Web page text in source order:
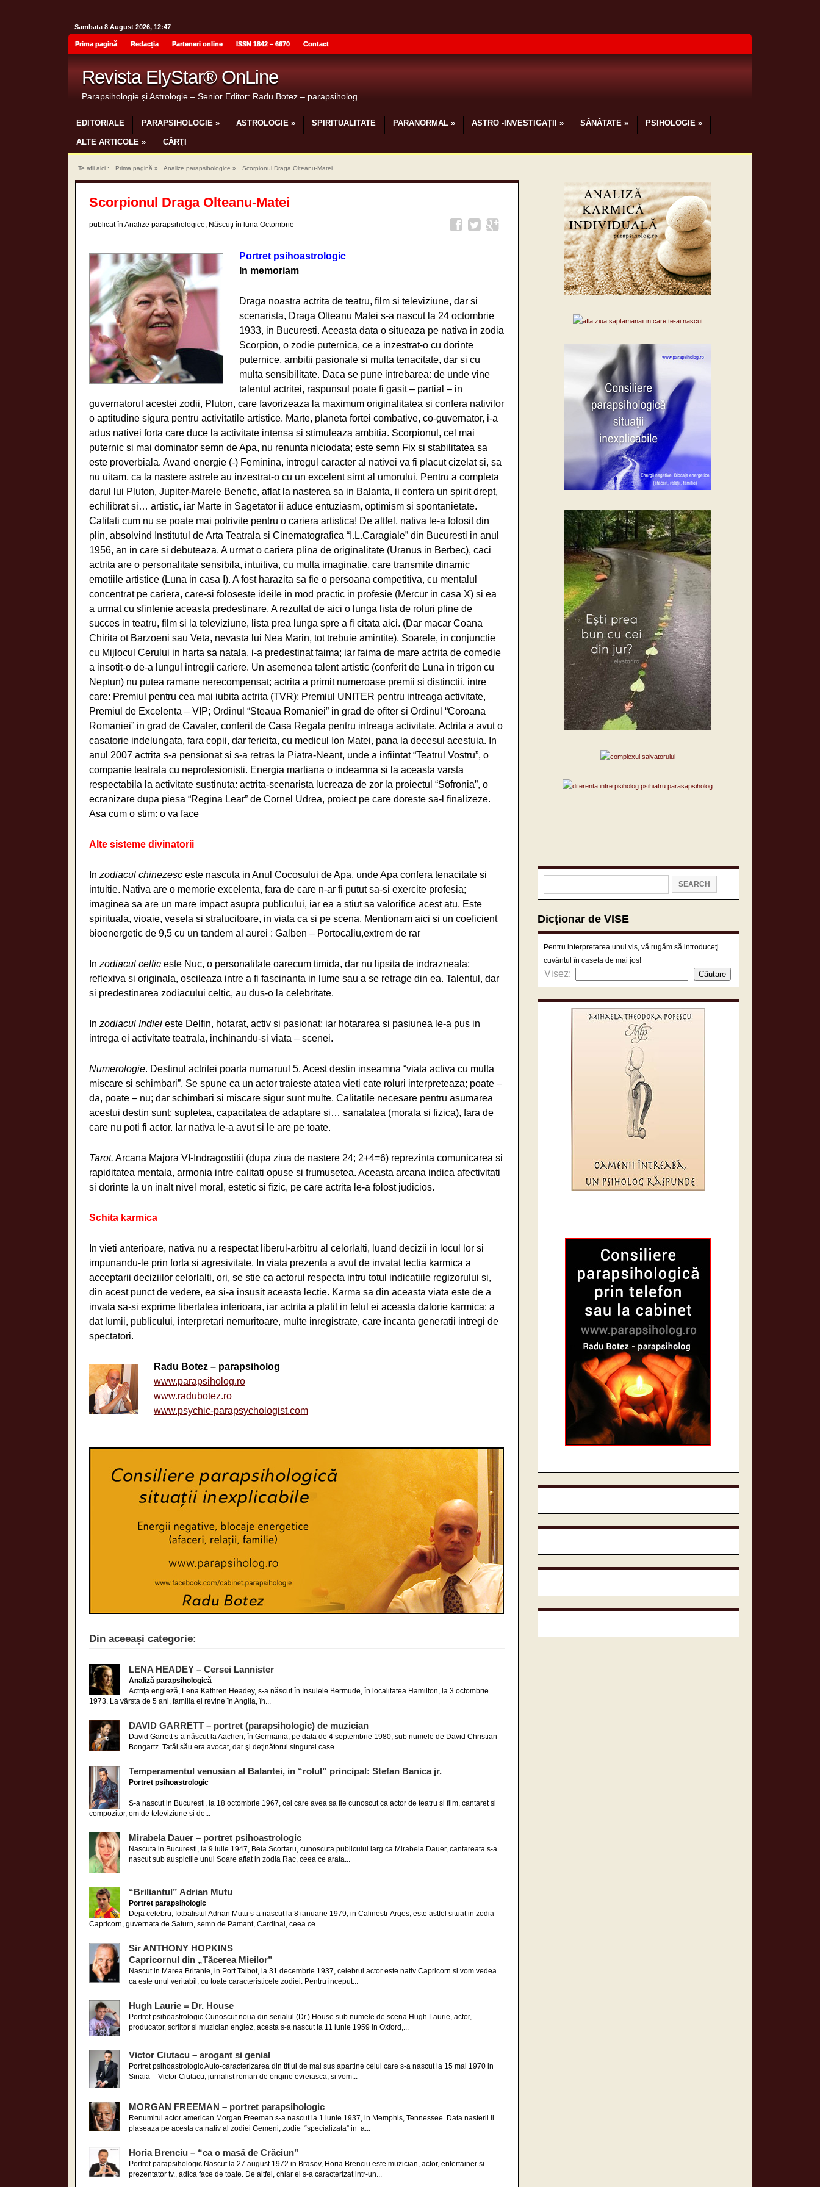
Sambata 8 August 2026, 12:47
Prima pagină Redacția Parteneri online ISSN 1842 – 6670 Contact
Revista ElyStar® OnLine
Parapsihologie și Astrologie – Senior Editor: Radu Botez – parapsiholog
EDITORIALE PARAPSIHOLOGIE» ASTROLOGIE» SPIRITUALITATE PARANORMAL» ASTRO -INVESTIGAȚII » SĂNĂTATE » PSIHOLOGIE»
ALTE ARTICOLE » CĂRŢI
Te afli aici : Prima pagină » Analize parapsihologice » Scorpionul Draga Olteanu-Matei
Scorpionul Draga Olteanu-Matei
publicat în Analize parapsihologice Născuţi în luna Octombrie
Portret psihoastrologic
In memoriam
Draga noastra actrita de teatru, film si televiziune, dar si
scenarista, Draga Olteanu Matei s-a nascut la 24 octombrie
1933, in Bucuresti. Aceasta data o situeaza pe nativa in zodia
Scorpion, o zodie puternica, ce a inzestrat-o cu dorinte
puternice, ambitii pasionale si multa tenacitate, dar si cu
multa sensibilitate. Daca se pune intrebarea: de unde vine
talentul actritei, raspunsul poate fi gasit – partial – in
guvernatorul acestei zodii, Pluton, care favorizeaza la maximum originalitatea si confera nativilor
o aptitudine sigura pentru activitatile artistice. Marte, planeta fortei combative, co-guvernator, i-a
adus nativei forta care duce la activitate intensa si stimuleaza ambitia. Scorpionul, cel mai
puternic si mai dominator semn de Apa, nu renunta niciodata; este semn Fix si stabilitatea sa
este proverbiala. Avand energie (-) Feminina, intregul caracter al nativei va fi placut cizelat si, sa
nu uitam, ca la nastere astrele au inzestrat-o cu un excelent simt al umorului. Pentru a completa
darul lui Pluton, Jupiter-Marele Benefic, aflat la nasterea sa in Balanta, ii confera un spirit drept,
echilibrat si… artistic, iar Marte in Sagetator ii aduce entuziasm, optimism si spontanietate.
Calitati cum nu se poate mai potrivite pentru o cariera artistica! De altfel, nativa le-a folosit din
plin, absolvind Institutul de Arta Teatrala si Cinematografica “I.L.Caragiale” din Bucuresti in anul
1956, an in care si debuteaza. A urmat o cariera plina de originalitate (Uranus in Berbec), caci
actrita are o personalitate sensibila, intuitiva, cu multa imaginatie, care transmite dinamic
emotiile artistice (Luna in casa I). A fost harazita sa fie o persoana competitiva, cu mentalul
concentrat pe cariera, care-si foloseste ideile in mod practic in profesie (Mercur in casa X) si ea
a urmat cu sfintenie aceasta predestinare. A rezultat de aici o lunga lista de roluri pline de
succes in teatru, film si la televiziune, lista prea lunga spre a fi citata aici. (Dar macar Coana
Chirita ot Barzoeni sau Veta, nevasta lui Nea Marin, tot trebuie amintite). Soarele, in conjunctie
cu Mijlocul Cerului in harta sa natala, i-a predestinat faima; iar faima de mare actrita de comedie
a insotit-o de-a lungul intregii cariere. Un asemenea talent artistic (conferit de Luna in trigon cu
Neptun) nu putea ramane nerecompensat; actrita a primit numeroase premii si distinctii, intre
care: Premiul pentru cea mai iubita actrita (TVR); Premiul UNITER pentru intreaga activitate,
Premiul de Excelenta – VIP; Ordinul “Steaua Romaniei” in grad de ofiter si Ordinul “Coroana
Romaniei” in grad de Cavaler, conferit de Casa Regala pentru intreaga activitate. Actrita a avut o
casatorie indelungata, fara copii, dar fericita, cu medicul Ion Matei, pana la decesul acestuia. In
anul 2007 actrita s-a pensionat si s-a retras la Piatra-Neant, unde a infiintat “Teatrul Vostru”, o
companie teatrala cu neprofesionisti. Energia martiana o indeamna si la aceasta varsta
respectabila la activitate sustinuta: actrita-scenarista lucreaza de zor la proiectul “Sofronia”, o
ecranizare dupa piesa “Regina Lear” de Cornel Udrea, proiect pe care doreste sa-l finalizeze.
Asa cum o stim: o va face
Alte sisteme divinatorii
In zodiacul chinezesceste nascuta in Anul Cocosului de Apa, unde Apa confera tenacitate si
intuitie. Nativa are o memorie excelenta, fara de care n-ar fi putut sa-si exercite profesia;
imaginea sa are un mare impact asupra publicului, iar ea a stiut sa valorifice acest atu. Este
spirituala, vioaie, vesela si stralucitoare, in viata ca si pe scena. Mentionam aici si un coeficient
bioenergetic de 9,5 cu un tandem al aurei : Galben – Portocaliu,extrem de rar
In zodiacul celticeste Nuc, o personalitate oarecum timida, dar nu lipsita de indrazneala;
reflexiva si originala, oscileaza intre a fi fascinanta in lume sau a se retrage din ea. Talentul, dar
si predestinarea zodiacului celtic, au dus-o la celebritate.
In zodiacul Indieieste Delfin, hotarat, activ si pasionat; iar hotararea si pasiunea le-a pus in
intrega ei activitate teatrala, inchinandu-si viata – scenei.
Numerologie. Destinul actritei poarta numaruul 5. Acest destin inseamna “viata activa cu multa
miscare si schimbari”. Se spune ca un actor traieste atatea vieti cate roluri interpreteaza; poate –
da, poate – nu; dar schimbari si miscare sigur sunt multe. Calitatile necesare pentru asumarea
acestui destin sunt: supletea, capacitatea de adaptare si… sanatatea (morala si fizica), fara de
care nu poti fi actor. Iar nativa le-a avut si le are pe toate.
Tarot. Arcana Majora VI-Indragostitii (dupa ziua de nastere 24; 2+4=6) reprezinta comunicarea si
rapiditatea mentala, armonia intre calitati opuse si frumusetea. Aceasta arcana indica afectivitati
si dorinte la un inalt nivel moral, estetic si fizic, pe care actrita le-a folost judicios.
Schita karmica
In vieti anterioare, nativa nu a respectat liberul-arbitru al celorlalti, luand decizii in locul lor si
impunandu-le prin forta si agresivitate. In viata prezenta a avut de invatat lectia karmica a
acceptarii deciziilor celorlalti, ori, se stie ca actorul respecta intru totul indicatiile regizorului si,
din acest punct de vedere, ea si-a insusit aceasta lectie. Karma sa din aceasta viata este de a
invata sa-si exprime libertatea interioara, iar actrita a platit in felul ei aceasta datorie karmica: a
dat lumii, publicului, interpretari nemuritoare, multe inregistrate, care incanta generatii intregi de
spectatori.
Radu Botez – parapsiholog
www.parapsiholog.ro
www.radubotez.ro
www.psychic-parapsychologist.com
Din aceeași categorie:
LENA HEADEY – Cersei Lannister
Analiză parapsihologică
Actriţa engleză, Lena Kathren Headey, s-a născut în Insulele Bermude, în localitatea Hamilton, la 3 octombrie
1973. La vârsta de 5 ani, familia ei revine în Anglia, în...
DAVID GARRETT – portret (parapsihologic) de muzician
David Garrett s-a născut la Aachen, în Germania, pe data de 4 septembrie 1980, sub numele de David Christian
Bongartz. Tatăl său era avocat, dar şi deţinătorul singurei case...
Temperamentul venusian al Balantei, in “rolul” principal: Stefan Banica jr.
Portret psihoastrologic
S-a nascut in Bucuresti, la 18 octombrie 1967, cel care avea sa fie cunoscut ca actor de teatru si film, cantaret si
compozitor, om de televiziune si de...
Mirabela Dauer – portret psihoastrologic
Nascuta in Bucuresti, la 9 iulie 1947, Bela Scortaru, cunoscuta publicului larg ca Mirabela Dauer, cantareata s-a
nascut sub auspiciile unui Soare aflat in zodia Rac, ceea ce arata...
“Briliantul” Adrian Mutu
Portret parapsihologic
Deja celebru, fotbalistul Adrian Mutu s-a nascut la 8 ianuarie 1979, in Calinesti-Arges; este astfel situat in zodia
Capricorn, guvernata de Saturn, semn de Pamant, Cardinal, ceea ce...
Sir ANTHONY HOPKINS
Capricornul din „Tăcerea Mieilor”
Nascut in Marea Britanie, in Port Talbot, la 31 decembrie 1937, celebrul actor este nativ Capricorn si vom vedea
ca este unul veritabil, cu toate caracteristicele zodiei. Pentru inceput...
Hugh Laurie = Dr. House
Portret psihoastrologic Cunoscut noua din serialul (Dr.) House sub numele de scena Hugh Laurie, actor,
producator, scriitor si muzician englez, acesta s-a nascut la 11 iunie 1959 in Oxford,...
Victor Ciutacu – arogant si genial
Portret psihoastrologic Auto-caracterizarea din titlul de mai sus apartine celui care s-a nascut la 15 mai 1970 in
Sinaia – Victor Ciutacu, jurnalist roman de origine evreiasca, si vom...
MORGAN FREEMAN – portret parapsihologic
Renumitul actor american Morgan Freeman s-a nascut la 1 iunie 1937, in Memphis, Tennessee. Data nasterii il
plaseaza pe acesta ca nativ al zodiei Gemeni, zodie “specializata” in a...
Horia Brenciu – “ca o masă de Crăciun”
Portret parapsihologic Nascut la 27 august 1972 in Brasov, Horia Brenciu este muzician, actor, entertainer si
prezentator tv., adica face de toate. De altfel, chiar el s-a caracterizat intr-un...
Dicţionar de VISE
Pentru interpretarea unui vis, vă rugăm să introduceţi
cuvântul în caseta de mai jos!
Visez: